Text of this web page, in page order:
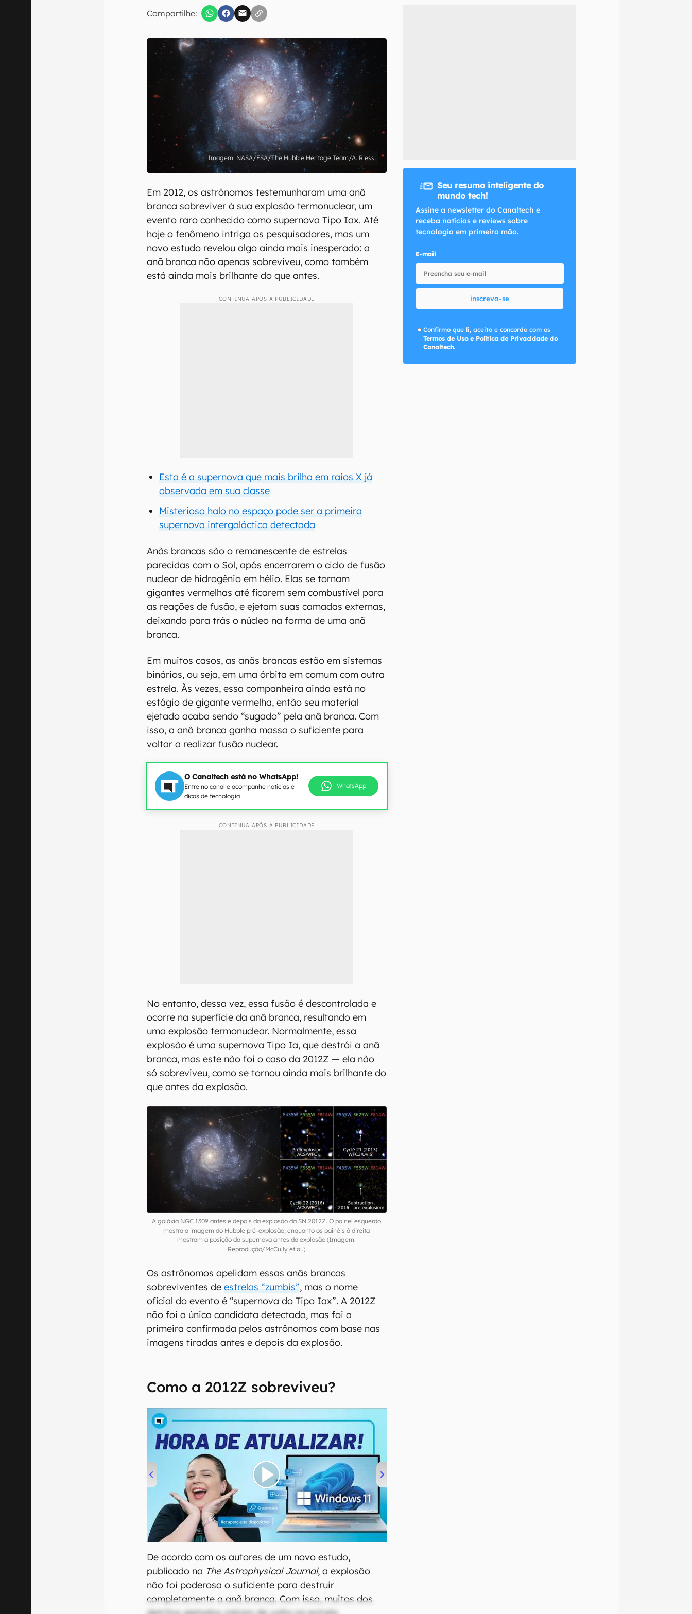
Compartilhe:
Confirmo que li, aceito e concordo com os Termos de Uso e Política de Privacidade do Canaltech.
NASA/ESA/The Hubble Heritage Team/A. Riess
Em 2012, os astrônomos testemunharam uma anã
branca sobreviver à sua explosão termonuclear, um
evento raro conhecido como supernova Tipo Iax. Até
hoje o fenômeno intriga os pesquisadores, mas um
novo estudo revelou algo ainda mais inesperado: a
anã branca não apenas sobreviveu, como também
está ainda mais brilhante do que antes.
CONTINUA APÓS A PUBLICIDADE
Esta é a supernova que mais brilha em raios X já
observada em sua classe
Misterioso halo no espaço pode ser a primeira
supernova intergaláctica detectada
Anãs brancas são o remanescente de estrelas
parecidas com o Sol, após encerrarem o ciclo de fusão
nuclear de hidrogênio em hélio. Elas se tornam
gigantes vermelhas até ficarem sem combustível para
as reações de fusão, e ejetam suas camadas externas,
deixando para trás o núcleo na forma de uma anã
branca.
Em muitos casos, as anãs brancas estão em sistemas
binários, ou seja, em uma órbita em comum com outra
estrela. Às vezes, essa companheira ainda está no
estágio de gigante vermelha, então seu material
ejetado acaba sendo “sugado” pela anã branca. Com
isso, a anã branca ganha massa o suficiente para
voltar a realizar fusão nuclear.
O Canaltech está no WhatsApp!
Entre no canal e acompanhe notícias e
dicas de tecnologia
WhatsApp
CONTINUA APÓS A PUBLICIDADE
No entanto, dessa vez, essa fusão é descontrolada e
ocorre na superfície da anã branca, resultando em
uma explosão termonuclear. Normalmente, essa
explosão é uma supernova Tipo Ia, que destrói a anã
branca, mas este não foi o caso da 2012Z — ela não
só sobreviveu, como se tornou ainda mais brilhante do
que antes da explosão.
A galáxia NGC 1309 antes e depois da explosão da SN 2012Z. O painel esquerdo
mostra a imagem do Hubble pré-explosão, enquanto os painéis à direita
mostram a posição da supernova antes da explosão (Imagem:
Reprodução/McCully et al.)
Os astrônomos apelidam essas anãs brancas
sobreviventes deestrelas “zumbis”, mas o nome
oficial do evento é “supernova do Tipo Iax”. A 2012Z
não foi a única candidata detectada, mas foi a
primeira confirmada pelos astrônomos com base nas
imagens tiradas antes e depois da explosão.
Como a 2012Z sobreviveu?
00:00/04:52
De acordo com os autores de um novo estudo,
publicado na The Astrophysical Journal, a explosão
não foi poderosa o suficiente para destruir
completamente a anã branca. Com isso, muitos dos
Seu resumo inteligente do
mundo tech!
Assine a newsletter do Canaltech e
receba notícias e reviews sobre
tecnologia em primeira mão.
E-mail
inscreva-se
Confirmo que li, aceito e concordo com os
Termos de Uso e Política de Privacidade do
Canaltech.